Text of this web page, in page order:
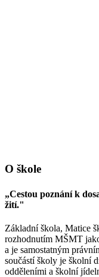
O škole
„Cestou poznání k
žití."
Základní škola, Matice
rozhodnutím MŠMT
a je samostatným
součástí školy je školní
odděleními a školní